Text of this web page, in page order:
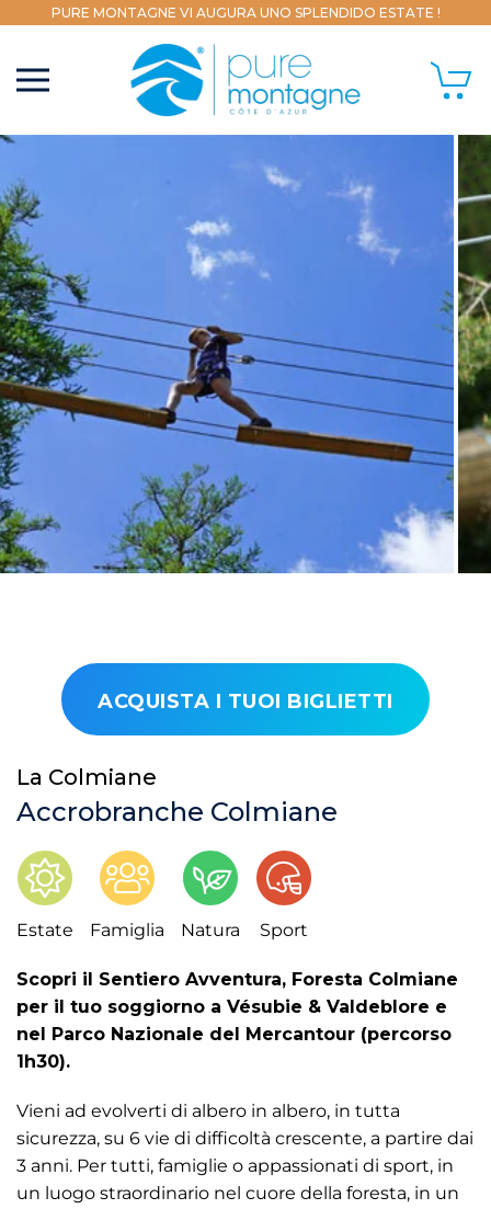
PURE MONTAGNE VI AUGURA UNO SPLENDIDO ESTATE !
ACQUISTA I TUOI BIGLIETTI
La Colmiane
Accrobranche Colmiane
Estate Famiglia Natura Sport
Scopri il Sentiero Avventura, Foresta Colmiane
per il tuo soggiorno a Vésubie & Valdeblore e
nel Parco Nazionale del Mercantour (percorso
1h30).
Vieni ad evolverti di albero in albero, in tutta
sicurezza, su 6 vie di difficoltà crescente, a partire dai
3 anni. Per tutti, famiglie o appassionati di sport, in
un luogo straordinario nel cuore della foresta, in un